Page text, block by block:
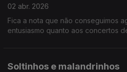
02 abr. 2026
Fica a nota que não conseguimos
entusiasmo quanto aos concertos
Soltinhos e malandrinhos